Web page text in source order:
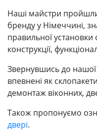
Наші майстри
бренду у Німеччині,
правильної установки
конструкції,
Звернувшись до нашої
впевнені як
демонтаж віконних,
Також пропонуємо
двері.